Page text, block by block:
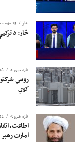
څار 15 hours ago
څار: د
تازه خبرونه 18 hours ago
روسي
کوي
تازه خبرونه 21 hours ago
اطاعت،
امارت رهبر